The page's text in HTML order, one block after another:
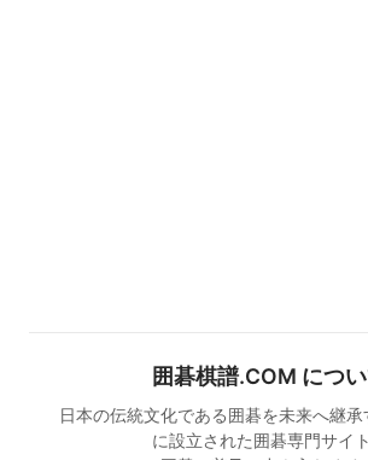
囲碁棋譜.COM につ
日本の伝統文化である囲碁を未来へ継
に設立された囲碁専門サイト